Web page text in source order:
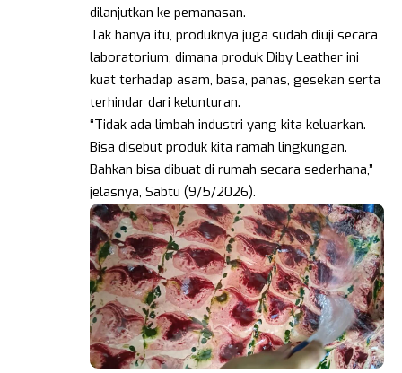
dilanjutkan ke pemanasan.
Tak hanya itu, produknya juga sudah diuji secara
laboratorium, dimana produk Diby Leather ini
kuat terhadap asam, basa, panas, gesekan serta
terhindar dari kelunturan.
“Tidak ada limbah industri yang kita keluarkan.
Bisa disebut produk kita ramah lingkungan.
Bahkan bisa dibuat di rumah secara sederhana,”
jelasnya, Sabtu (9/5/2026).